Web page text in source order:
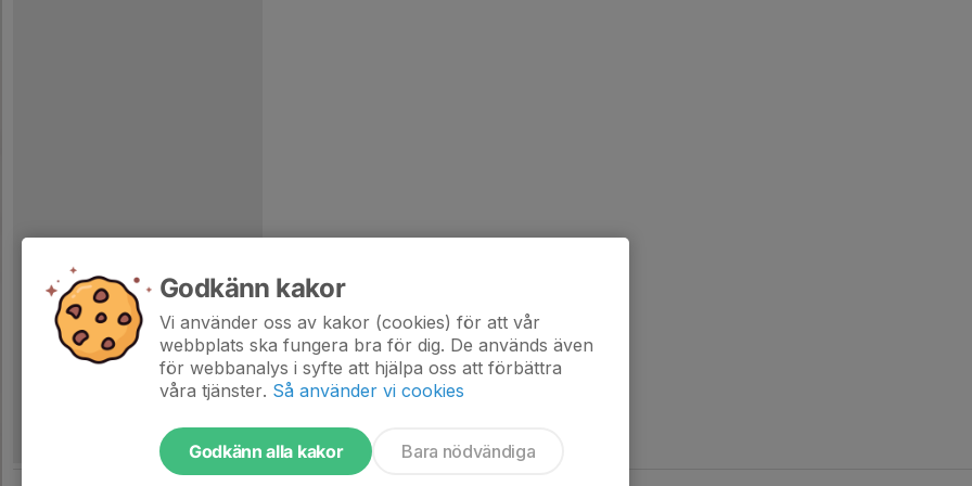
Godkänn kakor
Vi använder oss av kakor (cookies) för att vår
webbplats ska fungera bra för dig. De används även
för webbanalys i syfte att hjälpa oss att förbättra
våra tjänster. Så använder vi cookies
Godkänn alla kakor Bara nödvändiga